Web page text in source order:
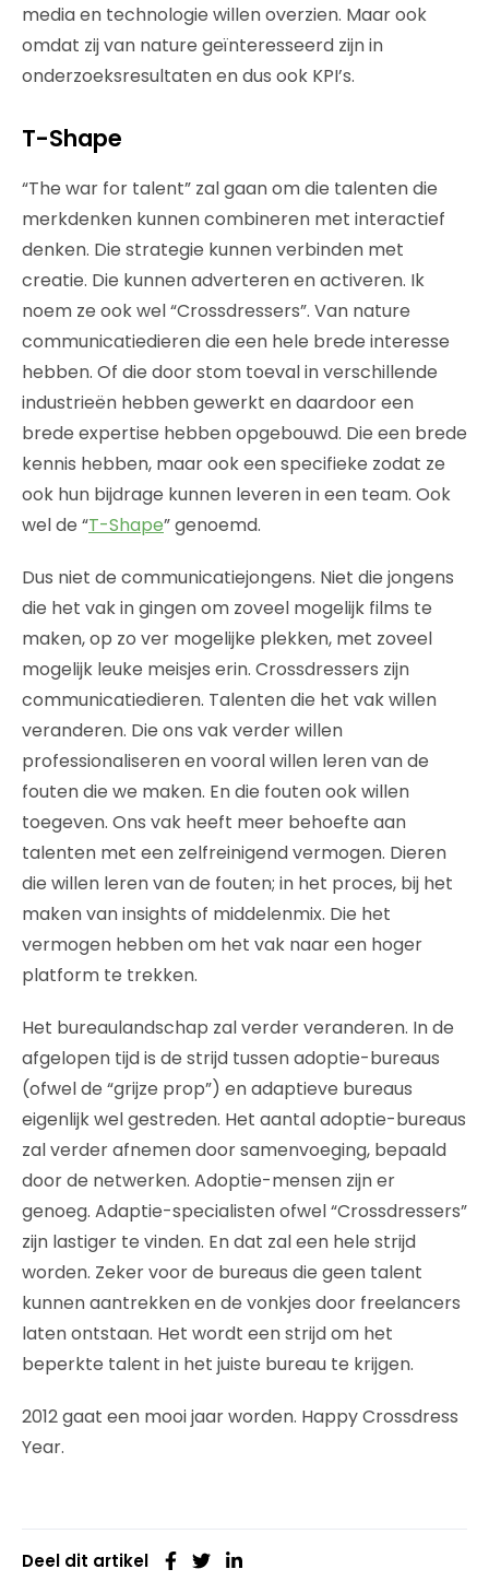
media en technologie willen overzien. Maar ook
omdat zij van nature geïnteresseerd zijn in
onderzoeksresultaten en dus ook KPI’s.
T-Shape
“The war for talent” zal gaan om die talenten die
merkdenken kunnen combineren met interactief
denken. Die strategie kunnen verbinden met
creatie. Die kunnen adverteren en activeren. Ik
noem ze ook wel “Crossdressers”. Van nature
communicatiedieren die een hele brede interesse
hebben. Of die door stom toeval in verschillende
industrieën hebben gewerkt en daardoor een
brede expertise hebben opgebouwd. Die een brede
kennis hebben, maar ook een specifieke zodat ze
ook hun bijdrage kunnen leveren in een team. Ook
wel de “T-Shape” genoemd.
Dus niet de communicatiejongens. Niet die jongens
die het vak in gingen om zoveel mogelijk films te
maken, op zo ver mogelijke plekken, met zoveel
mogelijk leuke meisjes erin. Crossdressers zijn
communicatiedieren. Talenten die het vak willen
veranderen. Die ons vak verder willen
professionaliseren en vooral willen leren van de
fouten die we maken. En die fouten ook willen
toegeven. Ons vak heeft meer behoefte aan
talenten met een zelfreinigend vermogen. Dieren
die willen leren van de fouten; in het proces, bij het
maken van insights of middelenmix. Die het
vermogen hebben om het vak naar een hoger
platform te trekken.
Het bureaulandschap zal verder veranderen. In de
afgelopen tijd is de strijd tussen adoptie-bureaus
(ofwel de “grijze prop”) en adaptieve bureaus
eigenlijk wel gestreden. Het aantal adoptie-bureaus
zal verder afnemen door samenvoeging, bepaald
door de netwerken. Adoptie-mensen zijn er
genoeg. Adaptie-specialisten ofwel “Crossdressers”
zijn lastiger te vinden. En dat zal een hele strijd
worden. Zeker voor de bureaus die geen talent
kunnen aantrekken en de vonkjes door freelancers
laten ontstaan. Het wordt een strijd om het
beperkte talent in het juiste bureau te krijgen.
2012 gaat een mooi jaar worden. Happy Crossdress
Year.
Deel dit artikel